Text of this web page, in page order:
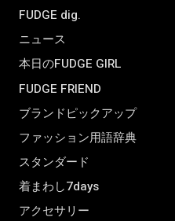
FUDGE dig.
ニュース
本日のFUDGE GIRL
FUDGE FRIEND
ブランドピックアップ
ファッション用語辞典
スタンダード
着まわし7days
アクセサリー